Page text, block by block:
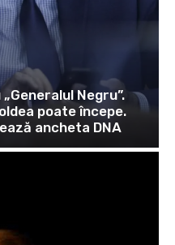
Negru”.
poate începe.
ancheta DNA